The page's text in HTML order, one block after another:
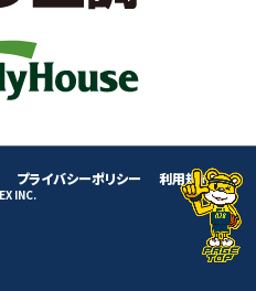
プライバシーポリシー 利用規約
INC.